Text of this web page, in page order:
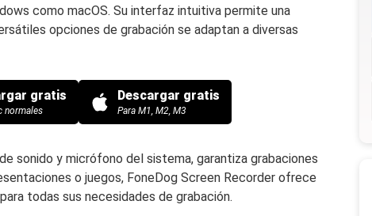
como macOS. Su interfaz intuitiva permite una
opciones de grabación se adaptan a diversas
gratis
normales
Descargar gratis
Para M1, M2, M3
sonido y micrófono del sistema, garantiza grabaciones
o juegos, FoneDog Screen Recorder ofrece
todas sus necesidades de grabación.